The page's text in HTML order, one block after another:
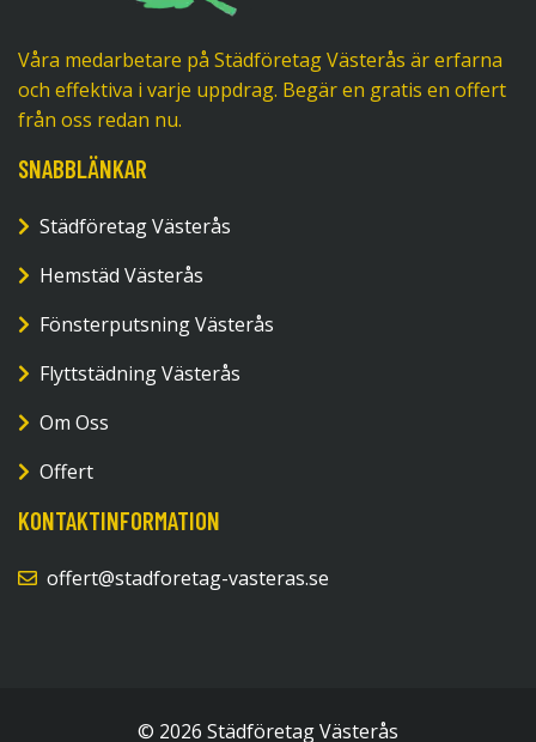
Våra medarbetare på Städföretag Västerås är erfarna
och effektiva i varje uppdrag. Begär en gratis en offert
från oss redan nu.
SNABBLÄNKAR
Städföretag Västerås
Hemstäd Västerås
Fönsterputsning Västerås
Flyttstädning Västerås
Om Oss
Offert
KONTAKTINFORMATION
offert@stadforetag-vasteras.se
© 2026 Städföretag Västerås